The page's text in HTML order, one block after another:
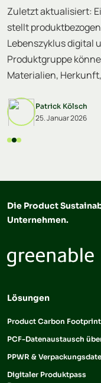
Zuletzt aktualisiert:
stellt
Lebenszyklus digital
Produktgruppe
Materialien,
Er ist kein statisches
Datensatz für alle
verpflichtend
Patrick Kölsch
25. Januar 2026
Die Product
Unternehmen.
Lösungen
Product Carbon Footprint
PCF-Datenaustausch
PPWR &
Digitaler Produktpass